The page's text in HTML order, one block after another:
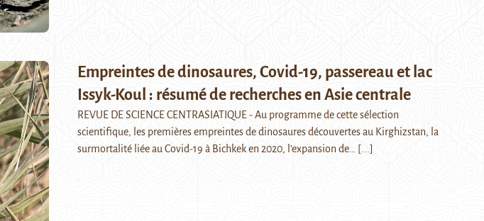
Empreintes de dinosaures, Covid-19, passereau et lac
Issyk-Koul : résumé de recherches en Asie centrale
REVUE DE SCIENCE CENTRASIATIQUE - Au programme de cette sélection
scientifique, les premières empreintes de dinosaures découvertes au Kirghizstan, la
surmortalité liée au Covid-19 à Bichkek en 2020, l’expansion de…
[...]